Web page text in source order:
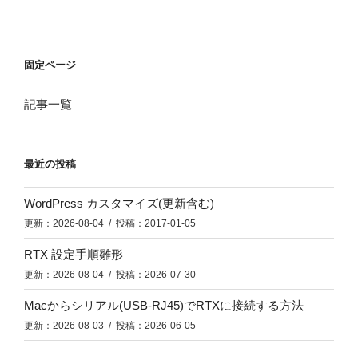
固定ページ
記事一覧
最近の投稿
WordPress カスタマイズ(更新含む)
更新：2026-08-04 / 投稿：2017-01-05
RTX 設定手順雛形
更新：2026-08-04 / 投稿：2026-07-30
Macからシリアル(USB-RJ45)でRTXに接続する方法
更新：2026-08-03 / 投稿：2026-06-05